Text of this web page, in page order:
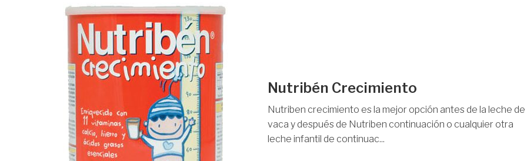
Nutribén Crecimiento
Nutriben crecimiento es la mejor opción antes de la leche de
vaca y después de Nutriben continuación o cualquier otra
leche infantil de continuac...